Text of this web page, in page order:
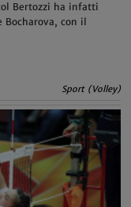
Bertozzi ha infatti
con il
Sport (Volley)